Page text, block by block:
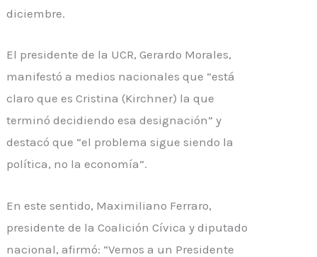
diciembre.
El presidente de la UCR, Gerardo Morales,
manifestó a medios nacionales que “está
claro que es Cristina (Kirchner) la que
terminó decidiendo esa designación” y
destacó que “el problema sigue siendo la
política, no la economía”.
En este sentido, Maximiliano Ferraro,
presidente de la Coalición Cívica y diputado
nacional, afirmó: “Vemos a un Presidente